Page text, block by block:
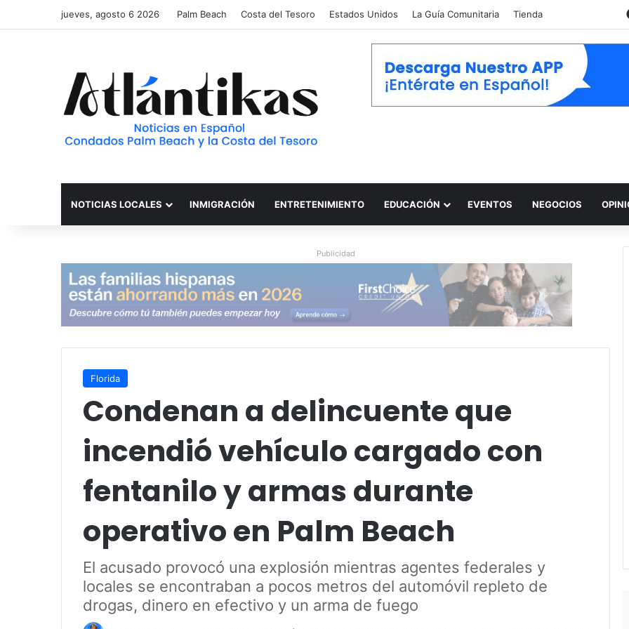
jueves, agosto 6 2026 Palm Beach Costa del Tesoro Estados Unidos La Guía Comunitaria Tienda
NOTICIAS LOCALES INMIGRACIÓN ENTRETENIMIENTO EDUCACIÓN EVENTOS NEGOCIOS
Publicidad
Florida
Condenan a delincuente que
incendió vehículo cargado con
fentanilo y armas durante
operativo en Palm Beach
El acusado provocó una explosión mientras agentes federales y
locales se encontraban a pocos metros del automóvil repleto de
drogas, dinero en efectivo y un arma de fuego